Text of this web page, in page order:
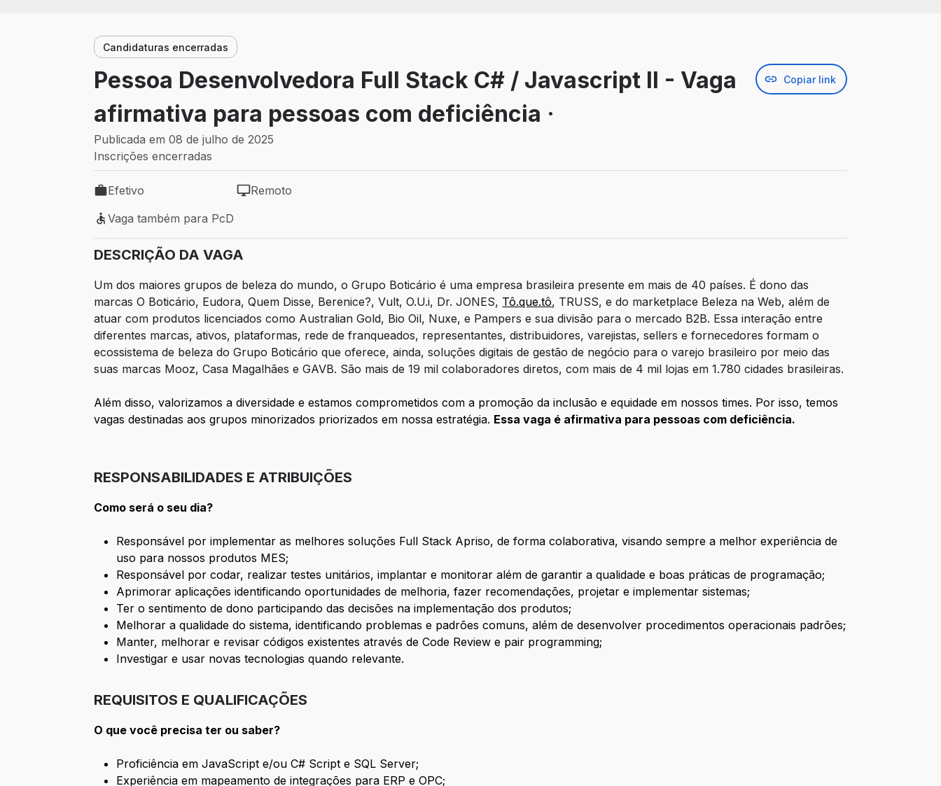
Candidaturas encerradas
Pessoa Desenvolvedora Full Stack C# / Javascript II - Vaga
afirmativa para pessoas com deficiência ·
Copiar link
Publicada em 08 de julho de 2025
Inscrições encerradas
Tipo de vaga: Efetivo
Efetivo
Modelo de trabalho: Remoto
Remoto
Vaga também para PcD
Vaga também para PcD
DESCRIÇÃO DA VAGA
Um dos maiores grupos de beleza do mundo, o Grupo Boticário é uma empresa brasileira presente em mais de 40 países. É dono das
marcas O Boticário, Eudora, Quem Disse, Berenice?, Vult, O.U.i, Dr. JONES, Tô.que.tô, TRUSS, e do marketplace Beleza na Web, além de
atuar com produtos licenciados como Australian Gold, Bio Oil, Nuxe, e Pampers e sua divisão para o mercado B2B. Essa interação entre
diferentes marcas, ativos, plataformas, rede de franqueados, representantes, distribuidores, varejistas, sellers e fornecedores formam o
ecossistema de beleza do Grupo Boticário que oferece, ainda, soluções digitais de gestão de negócio para o varejo brasileiro por meio das
suas marcas Mooz, Casa Magalhães e GAVB. São mais de 19 mil colaboradores diretos, com mais de 4 mil lojas em 1.780 cidades brasileiras.
Além disso, valorizamos a diversidade e estamos comprometidos com a promoção da inclusão e equidade em nossos times. Por isso, temos
vagas destinadas aos grupos minorizados priorizados em nossa estratégia. Essa vaga é afirmativa para pessoas com deficiência.
RESPONSABILIDADES E ATRIBUIÇÕES
Como será o seu dia?
Responsável por implementar as melhores soluções Full Stack Apriso, de forma colaborativa, visando sempre a melhor experiência de
uso para nossos produtos MES;
Responsável por codar, realizar testes unitários, implantar e monitorar além de garantir a qualidade e boas práticas de programação;
Aprimorar aplicações identificando oportunidades de melhoria, fazer recomendações, projetar e implementar sistemas;
Ter o sentimento de dono participando das decisões na implementação dos produtos;
Melhorar a qualidade do sistema, identificando problemas e padrões comuns, além de desenvolver procedimentos operacionais padrões;
Manter, melhorar e revisar códigos existentes através de Code Review e pair programming;
Investigar e usar novas tecnologias quando relevante.
REQUISITOS E QUALIFICAÇÕES
O que você precisa ter ou saber?
Proficiência em JavaScript e/ou C# Script e SQL Server;
Experiência em mapeamento de integrações para ERP e OPC;